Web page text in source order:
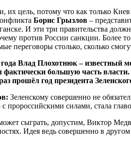
их цель, потому что как только
Борис Грызлов –
И эти три правительства
против России санкции. Более
переговоры столько, сколько
Влад Плохотнюк – известный
фактически большую часть
прошёл год президента
Зеленскому совершенно не
пророссийскими силами, стала
сыграть, допустим, Виктор
Идея ведь совершенно в другом